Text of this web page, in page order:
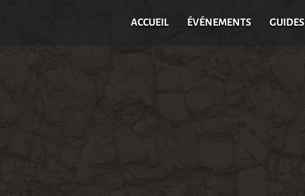
ACCUEIL ÉVÉNEMENTS GUIDES